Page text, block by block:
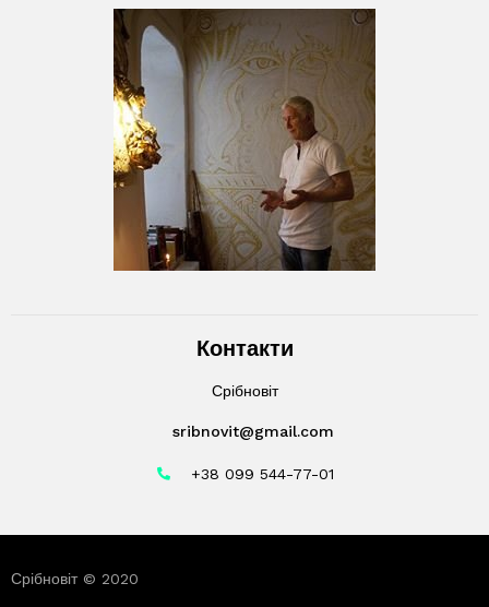
Контакти
Срібновіт
sribnovit@gmail.com
+38 099 544-77-01
Срібновіт © 2020